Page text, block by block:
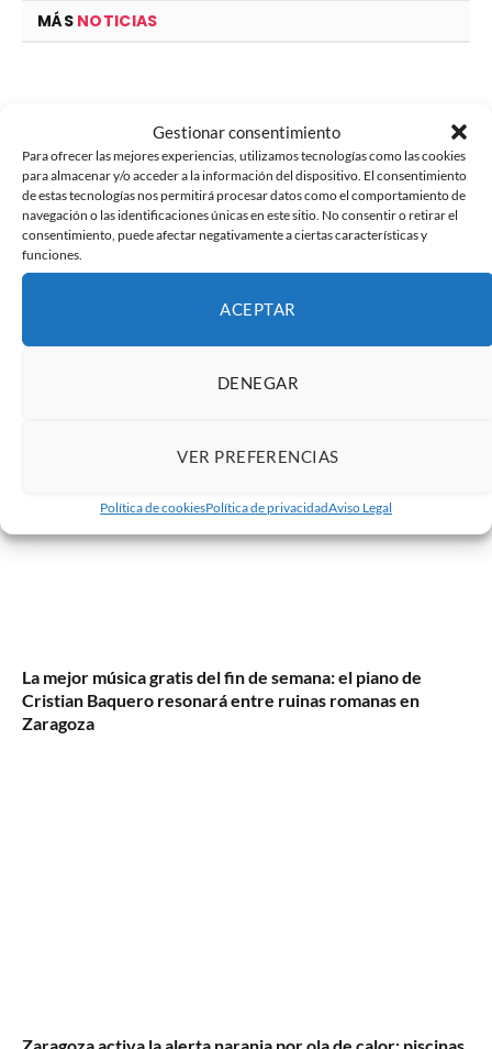
Gestionar consentimiento
Para ofrecer las mejores experiencias, utilizamos tecnologías como las cookies
para almacenar y/o acceder a la información del dispositivo. El consentimiento
de estas tecnologías nos permitirá procesar datos como el comportamiento de
navegación o las identificaciones únicas en este sitio. No consentir o retirar el
consentimiento, puede afectar negativamente a ciertas características y
funciones.
ACEPTAR
DENEGAR
VER PREFERENCIAS
Política de cookiesPolítica de privacidadAviso Legal
MÁS NOTICIAS
La mejor música gratis del fin de semana: el piano de
Cristian Baquero resonará entre ruinas romanas en
Zaragoza